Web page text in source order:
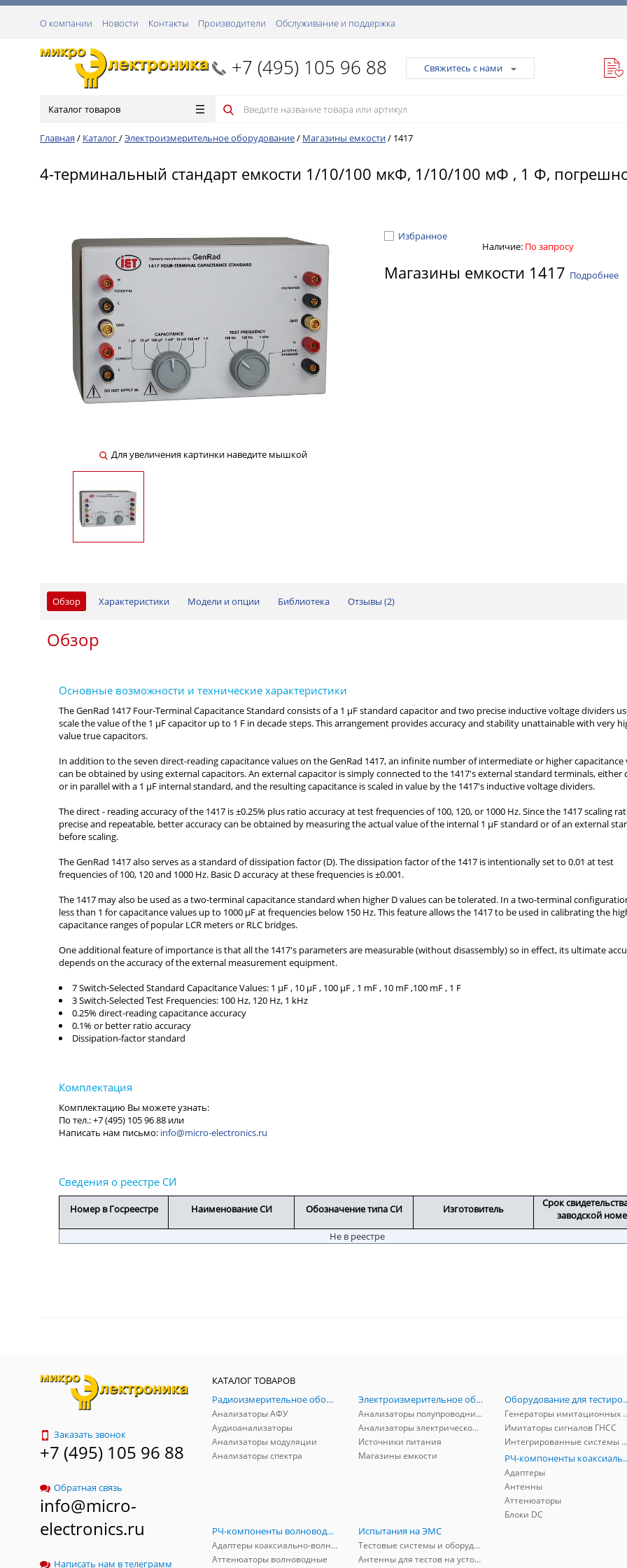
О компании Новости Контакты Производители Обслуживание и поддержка
+7 (495) 105 96 88 Свяжитесь с нами
Каталог товаров
Главная / Каталог/Электроизмерительное оборудование/ Магазины емкости/ 1417
4-терминальный стандарт емкости 1/10/100 мкФ, 1/10/100 мФ , 1 Ф,
Для увеличения картинки наведите мышкой
Избранное
Наличие: По запросу
Магазины емкости 1417 Подробнее
Обзор Характеристики Модели и опции Библиотека Отзывы (2)
Обзор
7 Switch-Selected Standard Capacitance Values: 1 µF , 10 µF , 100 µF , 1 mF , 10 mF ,100 mF , 1 F
3 Switch-Selected Test Frequencies: 100 Hz, 120 Hz, 1 kHz
0.25% direct-reading capacitance accuracy
0.1% or better ratio accuracy
Dissipation-factor standard
info@micro-electronics.ru
Номер в Госреестре Наименование СИ Обозначение типа СИ Изготовитель
Срок
заводской
Не в реестре
Заказать звонок
+7 (495) 105 96 88
Обратная связь
info@micro-
electronics.ru
Написать нам в телеграмм
КАТАЛОГ ТОВАРОВ
Радиоизмерительное оборудование
Анализаторы АФУ
Аудиоанализаторы
Анализаторы модуляции
Анализаторы спектра
Электроизмерительное оборудование
Анализаторы полупроводников
Анализаторы электрической мощности
Источники питания
Магазины емкости
Оборудование
Генераторы
Имитаторы сигналов ГНСС
Интегрированные системы защиты от ГНСС-помех
РЧ-
Адаптеры
Антенны
Аттенюаторы
Блоки DC
РЧ-компоненты волноводные
Адаптеры коаксиально-волноводные
Аттенюаторы волноводные
Испытания на ЭМС
Тестовые системы и оборудование
Антенны для тестов на устойчивость к ЭМП